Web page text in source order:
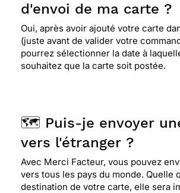
d'envoi de ma carte ?
Oui, après avoir ajouté votre carte
(juste avant de valider votre
pourrez sélectionner la date à
souhaitez que la carte soit postée.
🗺️ Puis-je envoyer
vers l'étranger ?
Avec Merci Facteur, vous pouvez
vers tous les pays du monde. Quelle
destination de votre carte, elle sera